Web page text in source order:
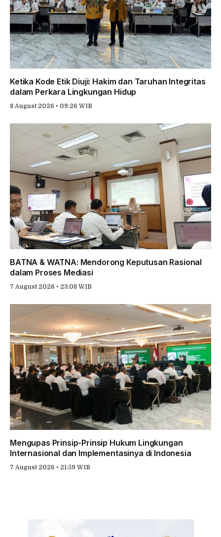
Ketika Kode Etik Diuji: Hakim dan Taruhan Integritas
dalam Perkara Lingkungan Hidup
8 August 2026 • 09:26 WIB
BATNA & WATNA: Mendorong Keputusan Rasional
dalam Proses Mediasi
7 August 2026 • 23:08 WIB
Mengupas Prinsip-Prinsip Hukum Lingkungan
Internasional dan Implementasinya di Indonesia
7 August 2026 • 21:59 WIB